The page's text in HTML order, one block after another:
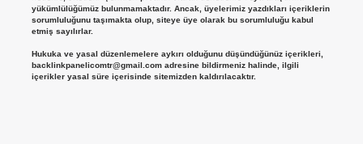
yükümlülüğümüz bulunmamaktadır. Ancak, üyelerimiz yazdıkları içeriklerin
sorumluluğunu taşımakta olup, siteye üye olarak bu sorumluluğu kabul
etmiş sayılırlar.
Hukuka ve yasal düzenlemelere aykırı olduğunu düşündüğünüz içerikleri,
backlinkpanelicomtr@gmail.comadresine bildirmeniz halinde, ilgili
içerikler yasal süre içerisinde sitemizden kaldırılacaktır.